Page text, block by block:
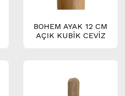
BOHEM AYAK 12 CM
AÇIK KUBİK CEVİZ